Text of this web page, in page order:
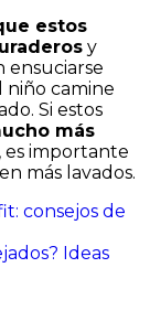
estos
y
ensuciarse
niño camine
Si estos
más
es importante
más lavados.
consejos de
Ideas